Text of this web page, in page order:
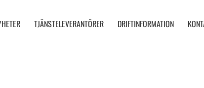
TJÄNSTELEVERANTÖRER DRIFTINFORMATION